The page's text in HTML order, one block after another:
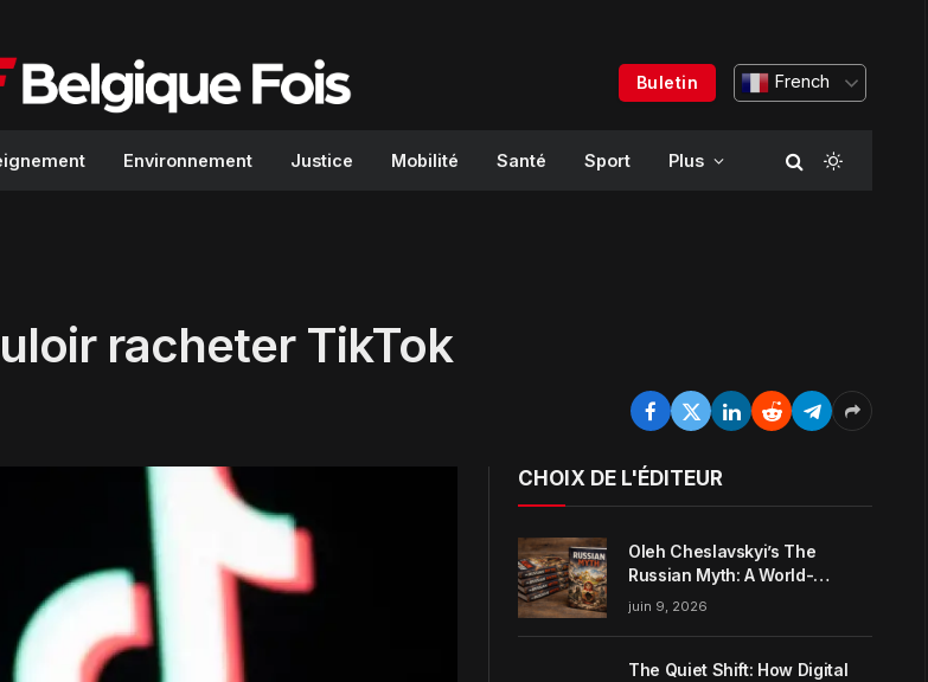
Buletin French
Environnement Justice Mobilité Santé Sport Plus
racheter TikTok
CHOIX DE L'ÉDITEUR
Oleh Cheslavskyi’s The
Russian Myth: A World-
Systems Analysis of
juin 9, 2026
The Quiet Shift: How Digital